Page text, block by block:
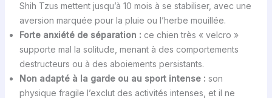
Shih Tzus mettent jusqu’à 10 mois à se stabiliser, avec une
aversion marquée pour la pluie ou l’herbe mouillée.
Forte anxiété de séparation : ce chien très « velcro »
supporte mal la solitude, menant à des comportements
destructeurs ou à des aboiements persistants.
Non adapté à la garde ou au sport intense : son
physique fragile l’exclut des activités intenses, et il ne